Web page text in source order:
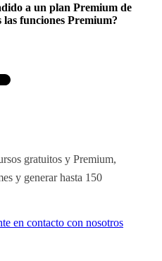
a un plan Premium de
las funciones Premium?
gratuitos y Premium,
y generar hasta 150
en contacto con nosotros